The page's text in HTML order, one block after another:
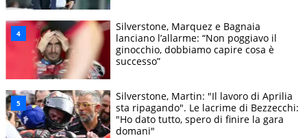
Silverstone, Marquez e Bagnaia
lanciano l’allarme: “Non poggiavo il
ginocchio, dobbiamo capire cosa è
successo”
Silverstone, Martin: "Il lavoro di Aprilia
sta ripagando". Le lacrime di Bezzecchi:
"Ho dato tutto, spero di finire la gara
domani"